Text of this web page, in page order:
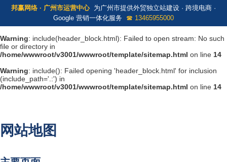
邦赢网络 · 广州市运营中心为广州市提供外贸独立站建设 · 跨境电商 ·
Google 营销一体化服务 ☎ 13465955000
Warning: include(header_block.html): Failed to open stream: No such
file or directory in
/home/wwwroot/v3001/wwwroot/template/sitemap.html on line 14
Warning: include(): Failed opening 'header_block.html' for inclusion
(include_path='.:') in
/home/wwwroot/v3001/wwwroot/template/sitemap.html on line 14
网站地图